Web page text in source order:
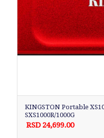
KINGSTON Portable
SXS1000R/1000G
RSD 24,699.00